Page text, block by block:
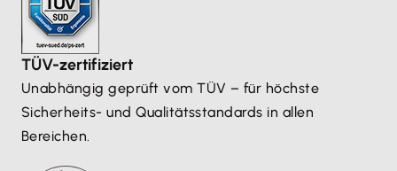
TÜV-zertifiziert
Unabhängig geprüft vom TÜV – für höchste
Sicherheits- und Qualitätsstandards in allen
Bereichen.